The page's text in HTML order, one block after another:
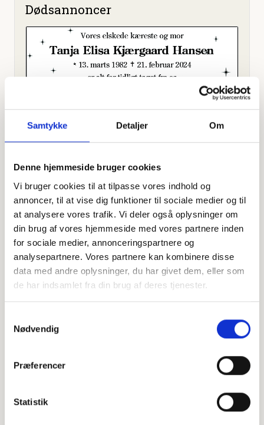
Samtykke Detaljer Om
Denne hjemmeside bruger cookies
Vi bruger cookies til at tilpasse vores indhold og
annoncer, til at vise dig funktioner til sociale medier og til
at analysere vores trafik. Vi deler også oplysninger om
din brug af vores hjemmeside med vores partnere inden
for sociale medier, annonceringspartnere og
analysepartnere. Vores partnere kan kombinere disse
data med andre oplysninger, du har givet dem, eller som
de har indsamlet fra din brug af deres tjenester.
Nødvendig
Præferencer
Statistik
Dødsannoncer
Offentligtgjort i Dødsannonce til mindeside
d. 23. februar 2024
Højtideligheden
d. 28. februar 2024 kl. 11.30
Videbæk Kirke
Gammel Kongevej 22, 6920 Videbæk